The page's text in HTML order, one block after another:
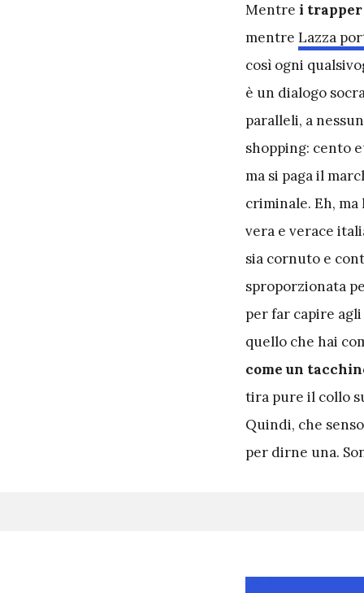
Mentre i trapper
mentre Lazza
così ogni
è un dialogo
paralleli, a
shopping: cento
ma si paga il
criminale. Eh,
vera e verace
sia cornuto e
sproporzionata
per far capire
quello che hai
come un
tira pure il collo
Quindi, che
per dirne una.